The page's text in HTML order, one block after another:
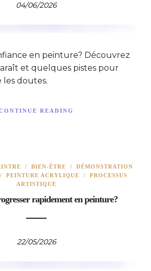
04/06/2026
en peinture? Découvrez
et quelques pistes pour
les doutes.
READING
/ BIEN-ÊTRE / DÉMONSTRATION
PEINTURE ACRYLIQUE / PROCESSUS
ARTISTIQUE
rapidement en peinture?
22/05/2026